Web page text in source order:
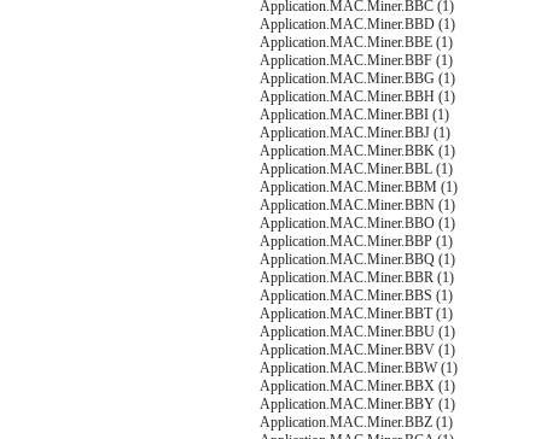
Application.MAC.Miner.BBC (1)
Application.MAC.Miner.BBD (1)
Application.MAC.Miner.BBE (1)
Application.MAC.Miner.BBF (1)
Application.MAC.Miner.BBG (1)
Application.MAC.Miner.BBH (1)
Application.MAC.Miner.BBI (1)
Application.MAC.Miner.BBJ (1)
Application.MAC.Miner.BBK (1)
Application.MAC.Miner.BBL (1)
Application.MAC.Miner.BBM (1)
Application.MAC.Miner.BBN (1)
Application.MAC.Miner.BBO (1)
Application.MAC.Miner.BBP (1)
Application.MAC.Miner.BBQ (1)
Application.MAC.Miner.BBR (1)
Application.MAC.Miner.BBS (1)
Application.MAC.Miner.BBT (1)
Application.MAC.Miner.BBU (1)
Application.MAC.Miner.BBV (1)
Application.MAC.Miner.BBW (1)
Application.MAC.Miner.BBX (1)
Application.MAC.Miner.BBY (1)
Application.MAC.Miner.BBZ (1)